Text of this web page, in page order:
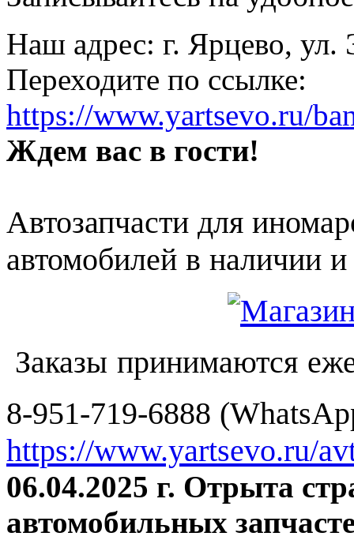
Наш адрес: г. Ярцево, ул.
Переходите по ссылке:
https://www.yartsevo.ru/
Ждем вас в гости!
Автозапчасти для
автомобилей в наличии и
Заказы принимаются
8-951-719-6888
https://www.yartsevo.ru/
06.04.2025 г. Отрыта
автомобильных